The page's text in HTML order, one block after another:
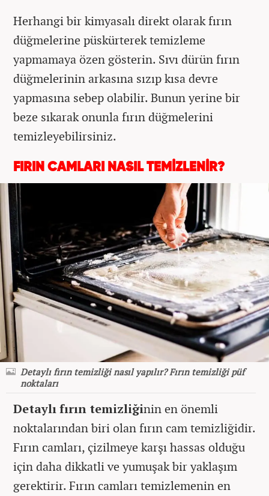
Herhangi bir kimyasalı direkt olarak fırın
düğmelerine püskürterek temizleme
yapmamaya özen gösterin. Sıvı dürün fırın
düğmelerinin arkasına sızıp kısa devre
yapmasına sebep olabilir. Bunun yerine bir
beze sıkarak onunla fırın düğmelerini
temizleyebilirsiniz.
FIRIN CAMLARI NASIL TEMİZLENİR?
Detaylı fırın temizliği nasıl yapılır? Fırın temizliği püf
noktaları
Detaylı fırın temizliğinin en önemli
noktalarından biri olan fırın cam temizliğidir.
Fırın camları, çizilmeye karşı hassas olduğu
için daha dikkatli ve yumuşak bir yaklaşım
gerektirir. Fırın camları temizlemenin en